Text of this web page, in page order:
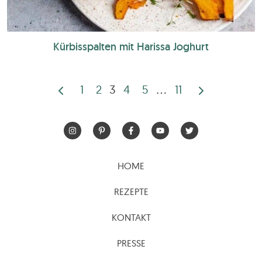
Kürbisspalten mit Harissa Joghurt
Beiträge
1 2 3 4 5 … 11
HOME
REZEPTE
KONTAKT
PRESSE